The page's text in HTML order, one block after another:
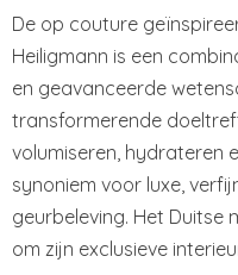
De op couture
Heiligmann is een
en geavanceerde
transformerende
volumiseren, hydrateren
synoniem voor luxe,
geurbeleving. Het Duitse
om zijn exclusieve